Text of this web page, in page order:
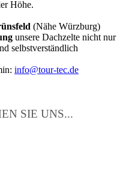
Höhe.
(Nähe Würzburg)
unsere Dachzelte nicht nur
selbstverständlich
info@tour-tec.de
SIE UNS...